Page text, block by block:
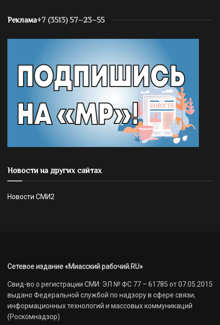
Реклама+7 (3513) 57–23–55
Новости на других сайтах
Новости СМИ2
Сетевое издание «Миасский рабочий.RU»
Свид-во о регистрации СМИ: ЭЛ № ФС 77 – 61785 от 07.05.2015
выдано Федеральной службой по надзору в сфере связи,
информационных технологий и массовых коммуникаций
(Роскомнадзор)